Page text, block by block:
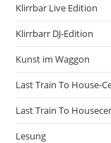
Klirrbar Live Edition
Klirrbarr DJ-Edition
Kunst im Waggon
Last Train To House-
Last Train To
Lesung